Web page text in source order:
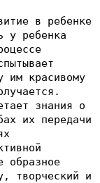
в ребенке
у ребенка
им красивому
знания о
их передачи
образное
творческий и